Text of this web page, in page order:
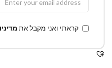
קראתי ואני מקבל את